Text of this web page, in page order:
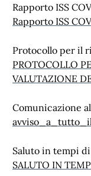
Rapporto ISS
Rapporto ISS
Protocollo per il
PROTOCOLLO
VALUTAZIONE
Comunicazione
Saluto in tempi
SALUTO IN